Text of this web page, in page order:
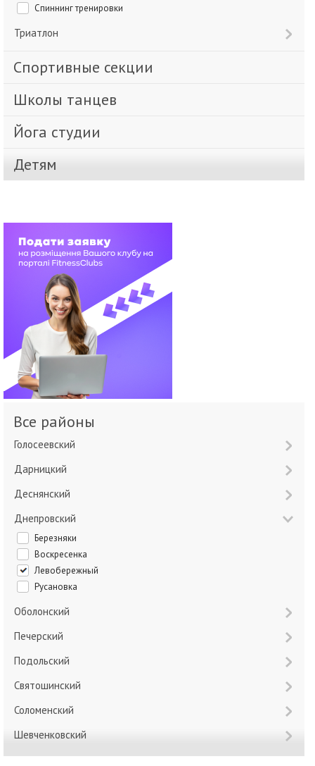
Спиннинг тренировки
Триатлон
Спортивные секции
Школы танцев
Йога студии
Детям
Все районы
Голосеевский
Дарницкий
Деснянский
Днепровский
Березняки
Воскресенка
Левобережный
Русановка
Оболонский
Печерский
Подольский
Святошинский
Соломенский
Шевченковский